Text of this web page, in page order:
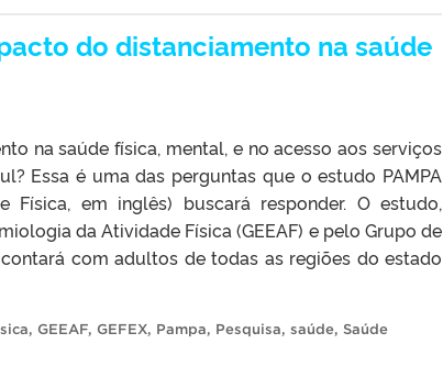
do distanciamento na saúde
na saúde física, mental, e no acesso aos serviços
Essa é uma das perguntas que o estudo PAMPA
Física, em inglês) buscará responder. O estudo,
da Atividade Física (GEEAF) e pelo Grupo de
com adultos de todas as regiões do estado
, GEEAF, GEFEX, Pampa, Pesquisa, saúde, Saúde